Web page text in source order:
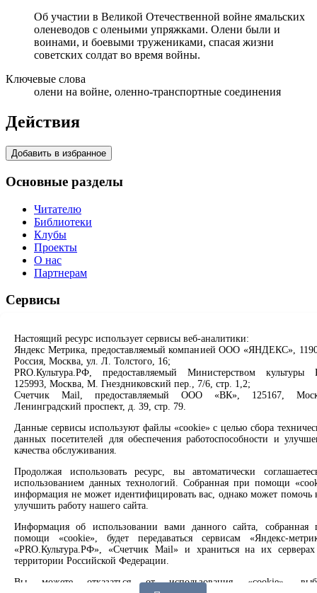
Об участии в Великой Отечественной войне ямальских
оленеводов с оленьими упряжками. Олени были и
воинами, и боевыми тружениками, спасая жизни
советских солдат во время войны.
Ключевые слова
олени на войне, оленно-транспортные соединения
Действия
Добавить в избранное
Основные разделы
Читателю
Библиотеки
Клубы
Проекты
О нас
Партнерам
Сервисы
Спроси библиотекаря
Спроси краеведа
Оцените качество услуг
Направить обращение директору
Соцсети
Вконтакте
Одноклассники
Rutube
Заметили опечатку? Выделите текст с ошибкой и нажмите
клавиши Ctrl+Enter или ссылку ниже
Сообщить об ошибке
2008 –2026© Централизованная городская библиотечная
система, 6+
Настоящий ресурс использует сервисы веб-аналитики:
Яндекс Метрика, предоставляемый компанией ООО «ЯНДЕКС»,
Россия, Москва, ул. Л. Толстого, 16;
PRO.Культура.РФ, предоставляемый Министерством культуры
125993, Москва, М. Гнездниковский пер., 7/6, стр. 1,2;
Счетчик Mail, предоставляемый ООО «ВК», 125167,
Ленинградский проспект, д. 39, стр. 79.
Данные сервисы используют файлы «cookie» с целью сбора
данных посетителей для обеспечения работоспособности и
качества обслуживания.
Продолжая использовать ресурс, вы автоматически
использованием данных технологий. Собранная при помощи
информация не может идентифицировать вас, однако может помочь
улучшить работу нашего сайта.
Информация об использовании вами данного сайта, собранная
помощи «cookie», будет передаваться сервисам «Яндекс-
«PRO.Культура.РФ», «Счетчик Mail» и храниться на их
территории Российской Федерации.
Вы можете отказаться от использования «cookie»,